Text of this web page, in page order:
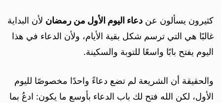
كثيرون يسألون عن دعاء اليوم الأول من رمضان لأن البداية
غالبًا هي التي ترسم شكل بقية الأيام، ولأن الدعاء في هذا
اليوم يفتح بابًا واسعًا للتوبة والسكينة.
والحقيقة أن الشريعة لم تضع دعاءً واحدًا مخصوصًا لليوم
الأول، لكن الله فتح لك باب الدعاء بأوسع ما يكون: ادعُ بما